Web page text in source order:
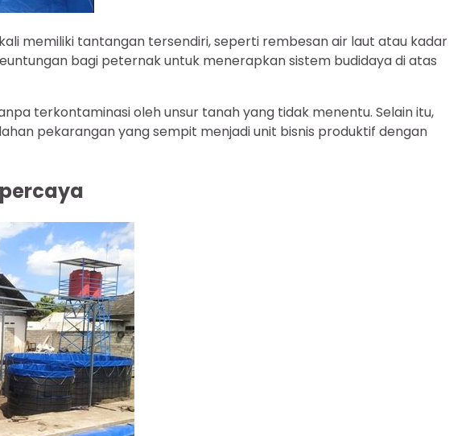
memiliki tantangan tersendiri, seperti rembesan air laut atau kadar
bagi peternak untuk menerapkan sistem budidaya di atas
terkontaminasi oleh unsur tanah yang tidak menentu. Selain itu,
pekarangan yang sempit menjadi unit bisnis produktif dengan